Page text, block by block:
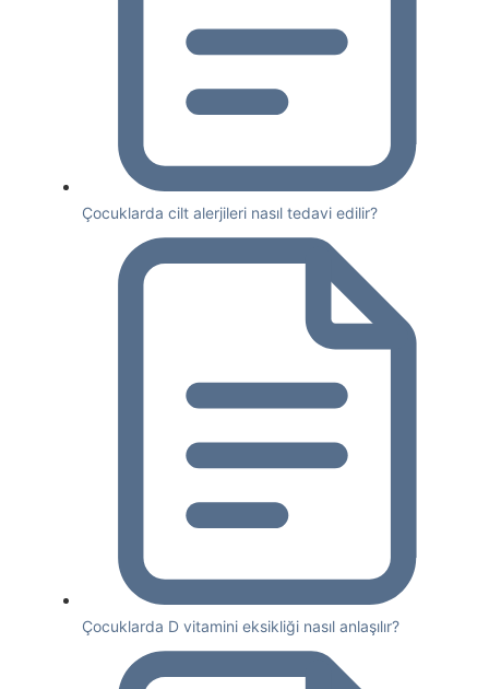
Çocuklarda cilt alerjileri nasıl tedavi edilir?
Çocuklarda D vitamini eksikliği nasıl anlaşılır?